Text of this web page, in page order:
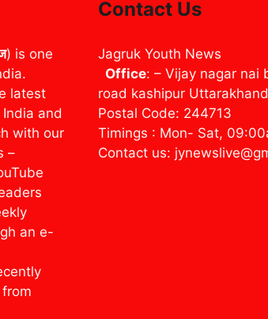
) is one
latest
and
with our
–
an e-
Contact Us
Jagruk Youth News
Office: – Vijay nagar nai
road kashipur Uttarakhand
Postal Code: 244713
Timings : Mon- Sat,
Contact us: